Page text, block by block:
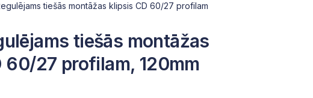
tiešās montāžas klipsis CD 60/27 profilam
tiešās montāžas
60/27 profilam, 120mm